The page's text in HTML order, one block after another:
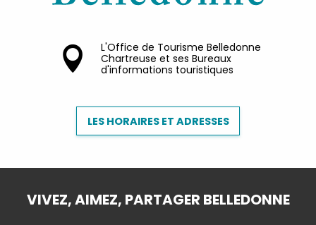
L'Office de Tourisme Belledonne
Chartreuse et ses Bureaux
d'informations touristiques
LES HORAIRES ET ADRESSES
VIVEZ, AIMEZ, PARTAGER BELLEDONNE